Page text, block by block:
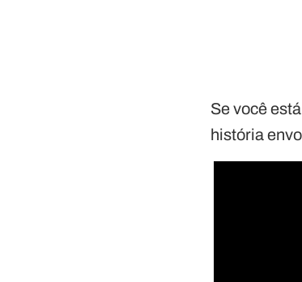
Se você
história